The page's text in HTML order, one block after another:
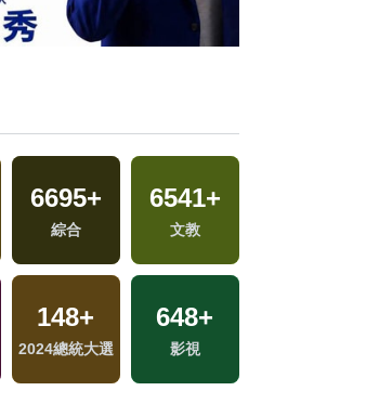
6695+
綜合
6541+
文教
148+
2024總統大選
648+
影視